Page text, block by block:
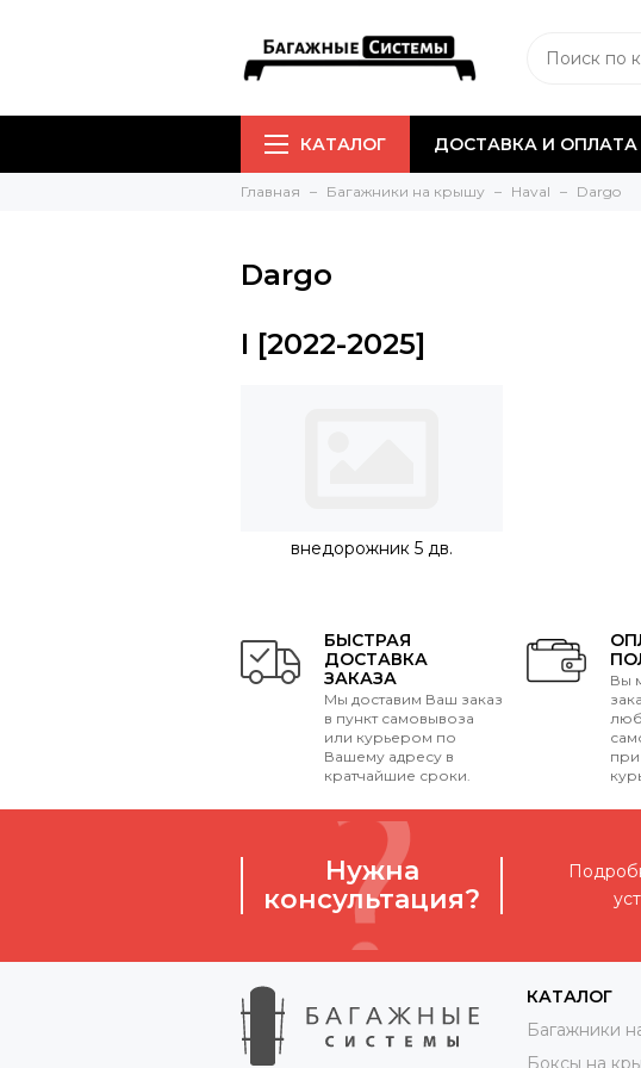
КАТАЛОГ ДОСТАВКА И ОПЛАТА
Главная Багажники на крышу Haval Dargo
Dargo
I [2022-2025]
внедорожник 5 дв.
БЫСТРАЯ
ДОСТАВКА
ЗАКАЗА
Мы доставим Ваш заказ
в пункт самовывоза
или курьером по
Вашему адресу в
кратчайшие сроки.
Вы
при
Нужна
консультация?
КАТАЛОГ
Багажники
Боксы на